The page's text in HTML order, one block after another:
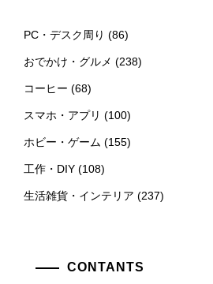
PC・デスク周り (86)
おでかけ・グルメ (238)
コーヒー (68)
スマホ・アプリ (100)
ホビー・ゲーム (155)
工作・DIY (108)
生活雑貨・インテリア (237)
CONTANTS